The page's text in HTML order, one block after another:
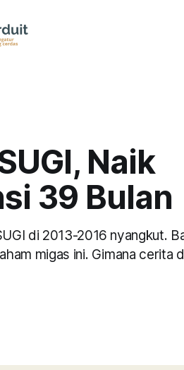
Naik
39 Bulan
di 2013-2016 nyangkut.
migas ini. Gimana cerita